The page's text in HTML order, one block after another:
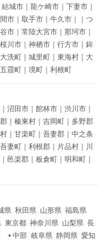
城市｜龍ケ崎市｜下妻市｜
市｜取手市｜牛久市｜｜つ
市｜常陸大宮市｜那珂市｜
川市｜神栖市｜行方市｜鉾
洗町｜城里町｜東海村｜大
霞町｜境町｜利根町
沼田市｜館林市｜渋川市｜
｜榛東村｜吉岡町｜多野郡
｜甘楽町｜吾妻郡｜中之条
妻町｜利根郡｜片品村｜川
邑楽郡｜板倉町｜明和町｜
県 秋田県 山形県 福島県
東京都 神奈川県 山梨県 長
中部 岐阜県 静岡県 愛知